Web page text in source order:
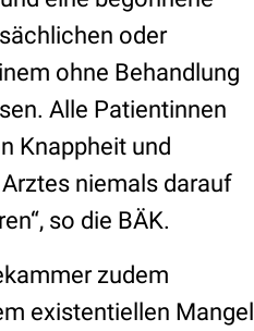
oder
ohne Behandlung
Alle Patientinnen
Knappheit und
niemals darauf
so die BÄK.
zudem
existentiellen Mangel